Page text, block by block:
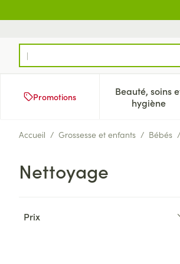
Rechercher
Promotions
Beauté, soins
hygiène
Accueil / Grossesse et enfants / Bébés /
Nettoyage
Prix